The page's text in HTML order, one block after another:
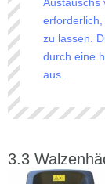
zu lassen.
durch eine
aus.